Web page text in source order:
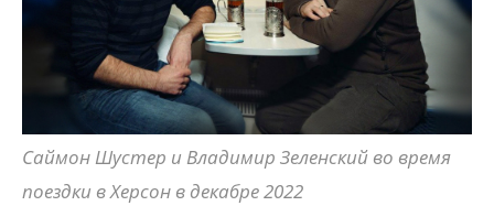
Саймон Шустер и Владимир Зеленский во время
поездки в Херсон в декабре 2022